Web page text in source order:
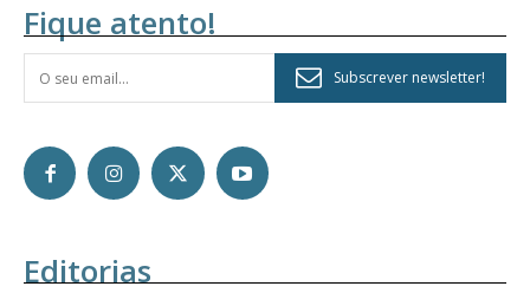
Fique atento!
Subscrever newsletter!
Editorias